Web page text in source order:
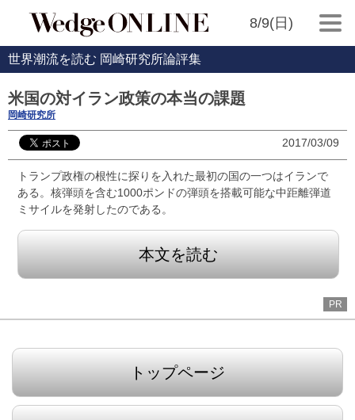
8/9(日)
世界潮流を読む 岡崎研究所論評集
米国の対イラン政策の本当の課題
岡崎研究所
2017/03/09
トランプ政権の根性に探りを入れた最初の国の一つはイランで
ある。核弾頭を含む1000ポンドの弾頭を搭載可能な中距離弾道
ミサイルを発射したのである。
本文を読む
PR
トップページ